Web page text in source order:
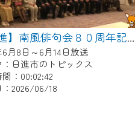
【日進】南風俳句会８０周年記念大会
6月8日～6月14日放送
：日進市のトピックス
：00:02:42
2026/06/18